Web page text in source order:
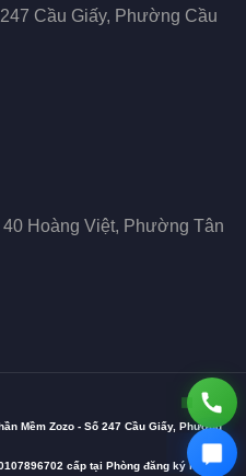
Cầu Giấy, Phường Cầu
Hoàng Việt, Phường Tân
Mềm Zozo - Số 247 Cầu Giấy, Phường
cấp tại Phòng đăng ký kinh